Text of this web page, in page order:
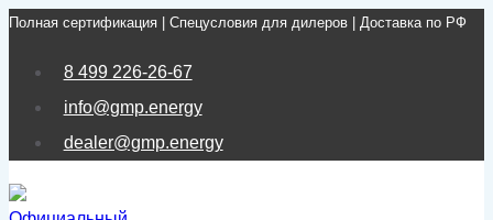
Перейти
Полная сертификация | Спецусловия для дилеров | Доставка по РФ
8 499 226-26-67
info@gmp.energy
dealer@gmp.energy